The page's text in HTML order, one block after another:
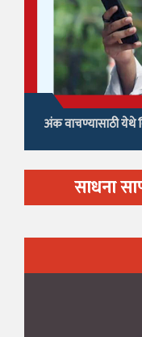
अंक वाचण्यासाठी येथे
साधना